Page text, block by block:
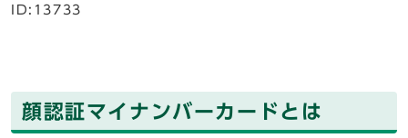
ID:13733
顔認証マイナンバーカードとは